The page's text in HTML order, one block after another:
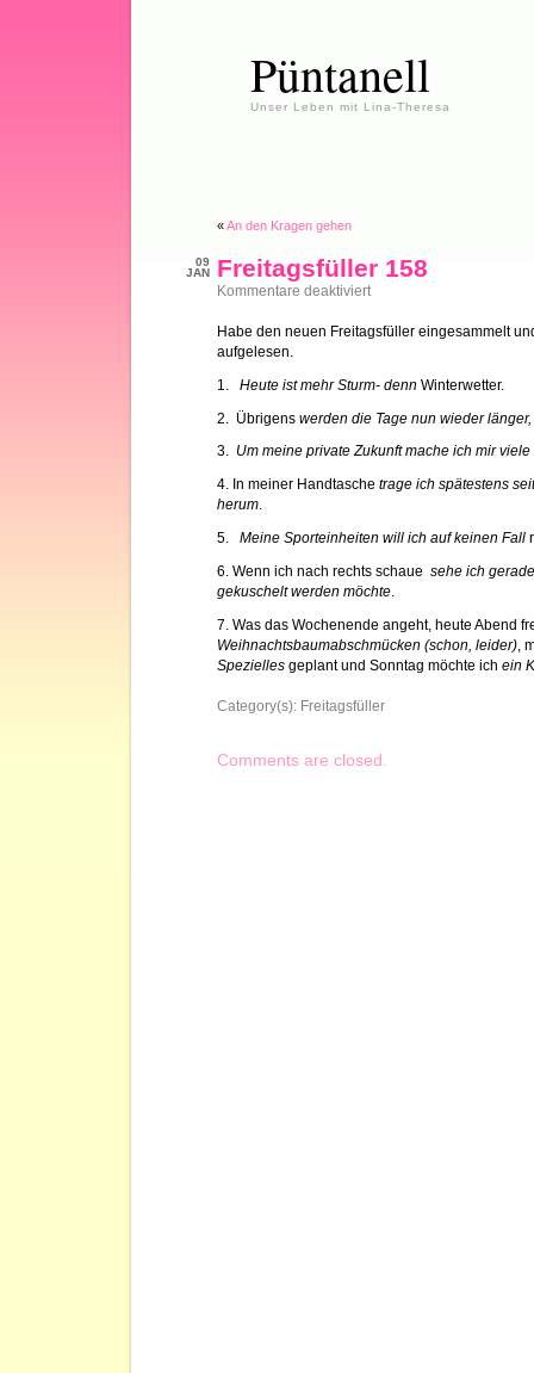
Püntanell
Unser Leben mit Lina-Theresa
«An den Kragen gehen
09
JAN
Freitagsfüller 158
Kommentare deaktiviertfür
Habe den neuen Freitagsfüller eingesammelt
aufgelesen.
1. Heute ist mehr Sturm- denn Winterwetter.
2. Übrigens werden die Tage nun wieder
3. Um meine private Zukunft mache ich mir viele
4. In meiner Handtasche trage ich spätestens
herum.
5. Meine Sporteinheiten will ich auf keinen Fall
6. Wenn ich nach rechts schaue sehe ich
gekuschelt werden möchte
7. Was das Wochenende angeht, heute Abend
Weihnachtsbaumabschmücken (schon, leider) ,
Spezielles geplant und Sonntag möchte ich ein
Category(s): Freitagsfüller
Comments are closed.